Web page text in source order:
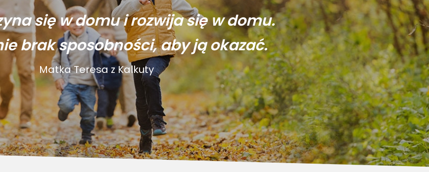
się w domu i rozwija się w domu.
brak sposobności, aby ją okazać.
Matka Teresa z Kalkuty